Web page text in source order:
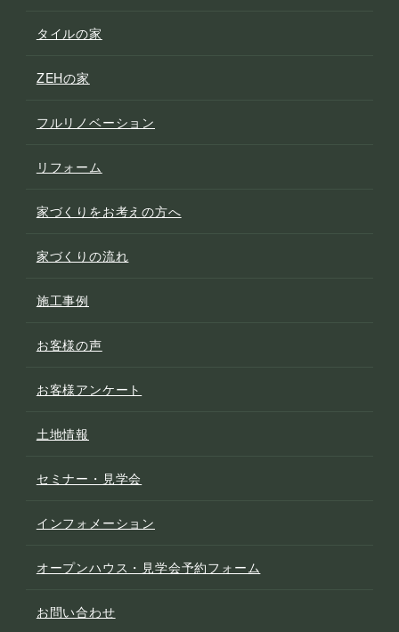
タイルの家
ZEHの家
フルリノベーション
リフォーム
家づくりをお考えの方へ
家づくりの流れ
施工事例
お客様の声
お客様アンケート
土地情報
セミナー・見学会
インフォメーション
オープンハウス・見学会予約フォーム
お問い合わせ